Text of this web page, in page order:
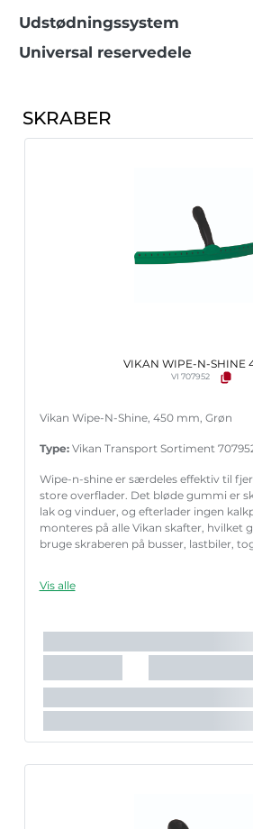
Udstødningssystem
Universal reservedele
SKRABER
VIKAN WIPE-N-SHINE
VI 707952
Vikan Wipe-N-Shine, 450 mm, Grøn
Type:Vikan Transport Sortiment
Wipe-n-shine er særdeles effektiv til
store overflader. Det bløde gummi er
lak og vinduer, og efterlader ingen
monteres på alle Vikan skafter, hvilket
bruge skraberen på busser, lastbiler,
Vis alle